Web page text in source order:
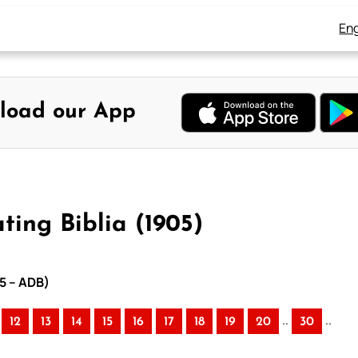
our App
Biblia (1905)
– ADB)
12 13 14 15 16 17 18 19 20 .. 30 ..